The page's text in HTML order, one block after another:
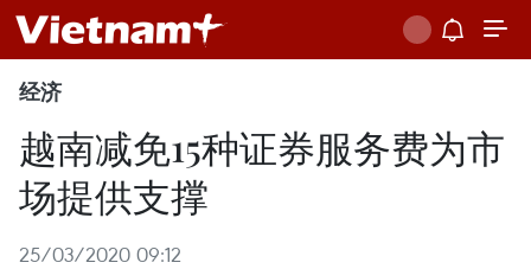
经济
越南减免15种证券服务费为市
场提供支撑
25/03/2020 09:12